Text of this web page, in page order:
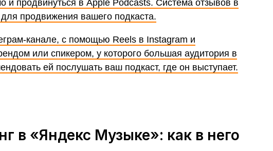
и продвинуться в Apple Podcasts. Система отзывов в
продвижения вашего подкаста.
канале, с помощью Reels в Instagram и
или спикером, у которого большая аудитория в
ей послушать ваш подкаст, где он выступает.
в «Яндекс Музыке»: как в него